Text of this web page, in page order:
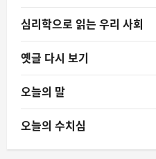
심리학으로 읽는 우리 사회
옛글 다시 보기
오늘의 말
오늘의 수치심